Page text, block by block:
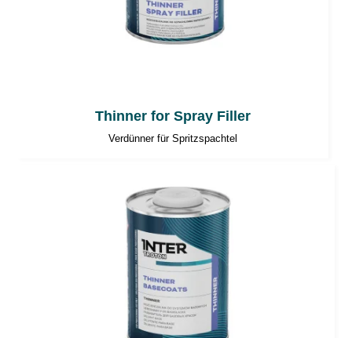
Thinner for Spray Filler
Verdünner für Spritzspachtel